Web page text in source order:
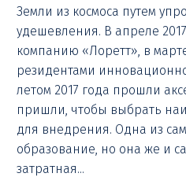
Земли из космоса путем
удешевления. В апреле
компанию «Лоретт», в
резидентами
летом 2017 года прошли
пришли, чтобы выбрать
для внедрения. Одна из
образование, но она же и
затратная...